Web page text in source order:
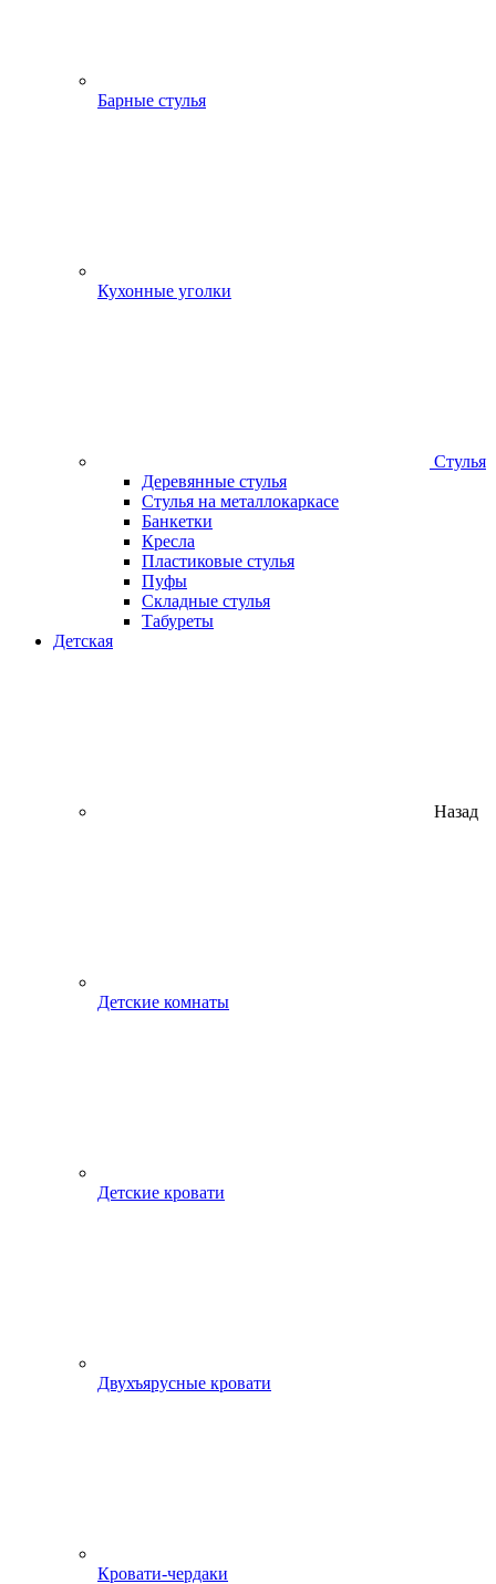
Барные стулья
Кухонные уголки
Стулья
Деревянные стулья
Стулья на металлокаркасе
Банкетки
Кресла
Пластиковые стулья
Пуфы
Складные стулья
Табуреты
Детская
Назад
Детские комнаты
Детские кровати
Двухъярусные кровати
Кровати-чердаки